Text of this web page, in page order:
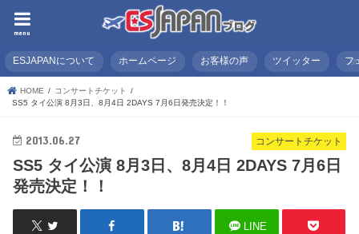
menu
ESJAPANについて ホームページ お客様の声 ツイッター フ
HOME
コンサートチケット
SS5 タイ公演 8月3日、8月4日 2DAYS 7月6日発売決定！！
コンサートチケット
2013.06.27
SS5 タイ公演 8月3日、8月4日 2DAYS 7月6日
発売決定！！
LINE